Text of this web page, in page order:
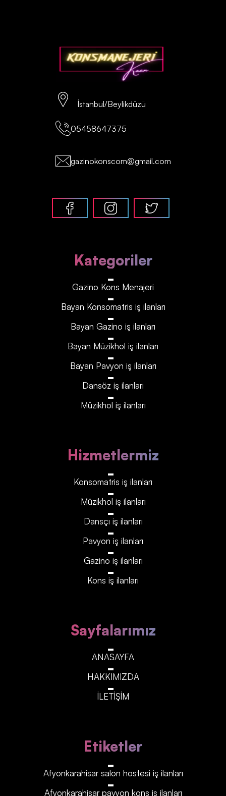
İstanbul/Beylikdüzü
05458647375
gazinokonscom@gmail.com
Kategoriler
Gazino Kons Menajeri
Bayan Konsomatris iş ilanları
Bayan Gazino iş ilanları
Bayan Müzikhol iş ilanları
Bayan Pavyon iş ilanları
Dansöz iş ilanları
Müzikhol iş ilanları
Hizmetlermiz
Konsomatris iş ilanları
Müzikhol iş ilanları
Dansçı iş ilanları
Pavyon iş ilanları
Gazino iş ilanları
Kons iş ilanları
Sayfalarımız
ANASAYFA
HAKKIMIZDA
İLETİŞİM
Etiketler
Afyonkarahisar‎‎‎‎ salon hostesi iş ilanları
Afyonkarahisar‎‎‎‎ pavyon kons iş ilanları